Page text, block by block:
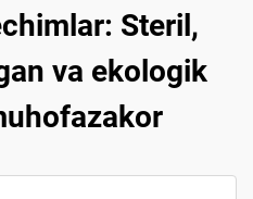
Steril,
va ekologik